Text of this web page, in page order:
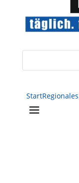
StartRegionales
a